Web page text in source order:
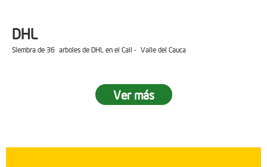
DHL
Siembra de 36 arboles de DHL en el Cali - Valle del Cauca
Ver más